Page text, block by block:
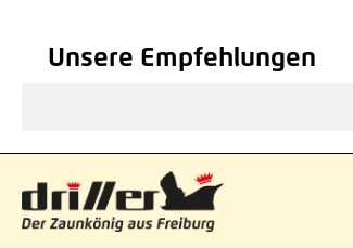
Unsere Empfehlungen